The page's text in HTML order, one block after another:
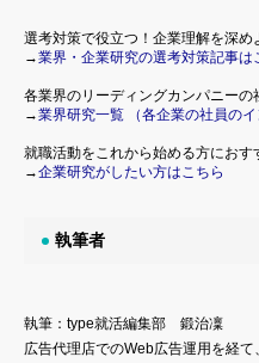
選考対策で役立つ！企業理解を深め
→業界・企業研究の選考対策記事は
各業界のリーディングカンパニーの
→業界研究一覧 （各企業の社員のイ
就職活動をこれから始める方におす
→企業研究がしたい方はこちら
執筆者
執筆：type就活編集部 鍛治凜
広告代理店でのWeb広告運用を経